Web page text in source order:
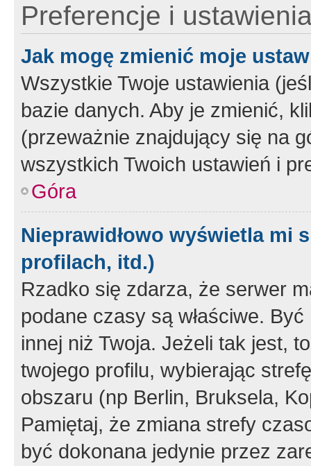
Preferencje i
Jak mogę zmienić moje
Wszystkie Twoje ustawienia
bazie danych. Aby je zmienić,
(przeważnie znajdujący się na
wszystkich Twoich ustawień i
Góra
Nieprawidłowo wyświetla mi
profilach, itd.)
Rzadko się zdarza, że serwer
podane czasy są właściwe.
innej niż Twoja. Jeżeli tak jest,
twojego profilu, wybierając
obszaru (np Berlin, Bruksela,
Pamiętaj, że zmiana strefy
być dokonana jedynie przez